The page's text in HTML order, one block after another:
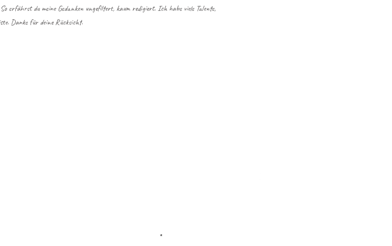
erfährst du meine Gedanken ungefiltert, kaum redigiert. Ich habe viele Talente,
Danke für deine Rücksicht.